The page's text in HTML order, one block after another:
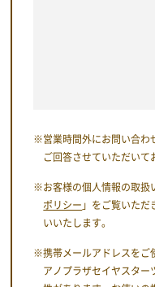
※営業時間外にお問い合わ
ご回答させていただいて
※お客様の個人情報の取扱
ポリシー 」をご覧いた
いいたします。
※携帯メールアドレスをご
アノプラザセイヤスタ